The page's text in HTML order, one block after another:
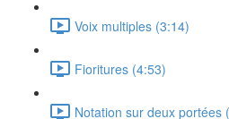
Voix multiples (3:14)
Fioritures (4:53)
Notation sur deux portées